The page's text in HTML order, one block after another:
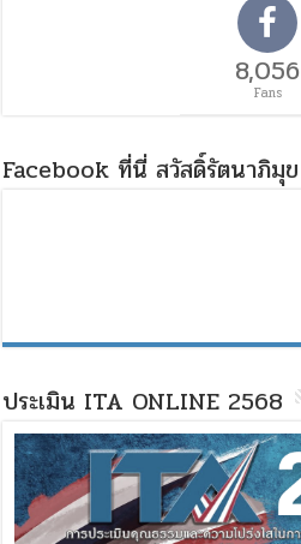
8,056
Fans
Facebook ที่นี่ สวัสดิ์รัตนาภิมุข
ประเมิน ITA ONLINE 2568